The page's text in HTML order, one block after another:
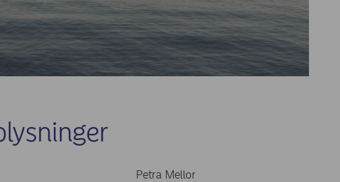
Petra Mellor